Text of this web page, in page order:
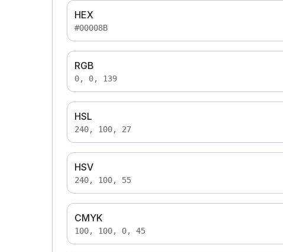
HEX
#00008B
RGB
0, 0, 139
HSL
240, 100, 27
HSV
240, 100, 55
CMYK
100, 100, 0, 45